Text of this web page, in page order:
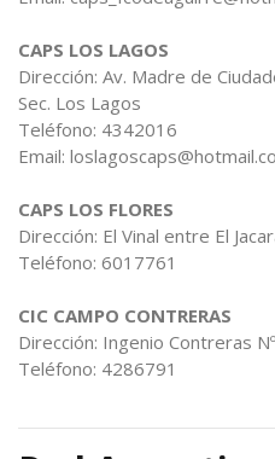
CAPS LOS LAGOS
Dirección: Av. Madre de
Sec. Los Lagos
Teléfono: 4342016
Email:
CAPS LOS FLORES
Dirección: El Vinal entre El
Teléfono: 6017761
CIC CAMPO CONTRERAS
Dirección: Ingenio Contreras
Teléfono: 4286791